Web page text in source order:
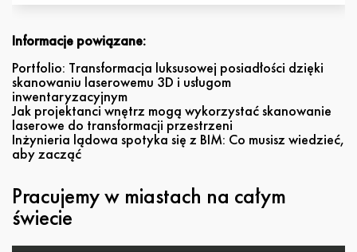
Informacje powiązane:
Portfolio: Transformacja luksusowej posiadłości dzięki
skanowaniu laserowemu 3D i usługom
inwentaryzacyjnym
Jak projektanci wnętrz mogą wykorzystać skanowanie
laserowe do transformacji przestrzeni
Inżynieria lądowa spotyka się z BIM: Co musisz wiedzieć,
aby zacząć
Pracujemy w miastach na całym
świecie